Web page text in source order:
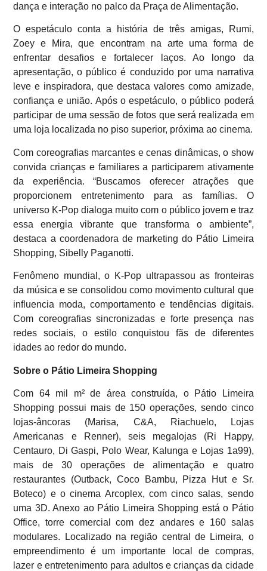
dança e interação no palco da Praça de Alimentação.
O espetáculo conta a história de três amigas, Rumi,
Zoey e Mira, que encontram na arte uma forma de
enfrentar desafios e fortalecer laços. Ao longo da
apresentação, o público é conduzido por uma narrativa
leve e inspiradora, que destaca valores como amizade,
confiança e união. Após o espetáculo, o público poderá
participar de uma sessão de fotos que será realizada em
uma loja localizada no piso superior, próxima ao cinema.
Com coreografias marcantes e cenas dinâmicas, o show
convida crianças e familiares a participarem ativamente
da experiência. “Buscamos oferecer atrações que
proporcionem entretenimento para as famílias. O
universo K-Pop dialoga muito com o público jovem e traz
essa energia vibrante que transforma o ambiente”,
destaca a coordenadora de marketing do Pátio Limeira
Shopping, Sibelly Paganotti.
Fenômeno mundial, o K-Pop ultrapassou as fronteiras
da música e se consolidou como movimento cultural que
influencia moda, comportamento e tendências digitais.
Com coreografias sincronizadas e forte presença nas
redes sociais, o estilo conquistou fãs de diferentes
idades ao redor do mundo.
Sobre o Pátio Limeira Shopping
Com 64 mil m² de área construída, o Pátio Limeira
Shopping possui mais de 150 operações, sendo cinco
lojas-âncoras (Marisa, C&A, Riachuelo, Lojas
Americanas e Renner), seis megalojas (Ri Happy,
Centauro, Di Gaspi, Polo Wear, Kalunga e Lojas 1a99),
mais de 30 operações de alimentação e quatro
restaurantes (Outback, Coco Bambu, Pizza Hut e Sr.
Boteco) e o cinema Arcoplex, com cinco salas, sendo
uma 3D. Anexo ao Pátio Limeira Shopping está o Pátio
Office, torre comercial com dez andares e 160 salas
modulares. Localizado na região central de Limeira, o
empreendimento é um importante local de compras,
lazer e entretenimento para adultos e crianças da cidade